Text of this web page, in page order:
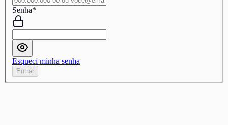
Senha*
Esqueci minha senha
Entrar